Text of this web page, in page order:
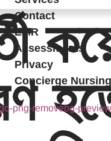
Contact
EMR
Assessments
Privacy
Concierge Nursing